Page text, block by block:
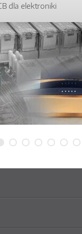
dla elektroniki